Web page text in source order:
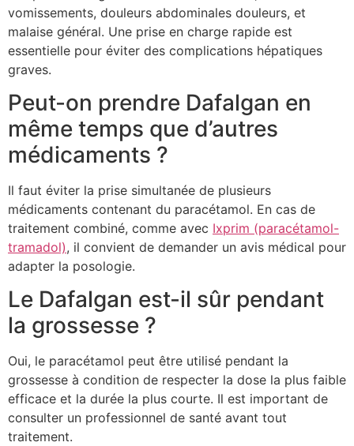
vomissements, douleurs abdominales douleurs, et
malaise général. Une prise en charge rapide est
essentielle pour éviter des complications hépatiques
graves.
Peut-on prendre Dafalgan en
même temps que d’autres
médicaments ?
Il faut éviter la prise simultanée de plusieurs
médicaments contenant du paracétamol. En cas de
traitement combiné, comme avec Ixprim (paracétamol-
tramadol), il convient de demander un avis médical pour
adapter la posologie.
Le Dafalgan est-il sûr pendant
la grossesse ?
Oui, le paracétamol peut être utilisé pendant la
grossesse à condition de respecter la dose la plus faible
efficace et la durée la plus courte. Il est important de
consulter un professionnel de santé avant tout
traitement.